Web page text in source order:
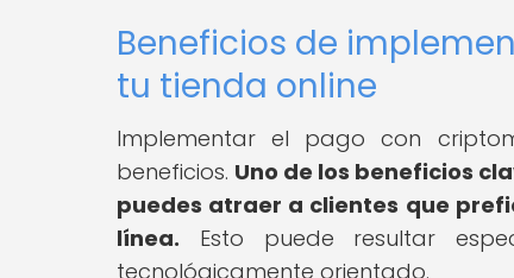
Beneficios de
tu tienda online
Implementar el pago con
beneficios. Uno de los beneficios
puedes atraer a clientes que
línea. Esto puede resultar
tecnológicamente orientado.